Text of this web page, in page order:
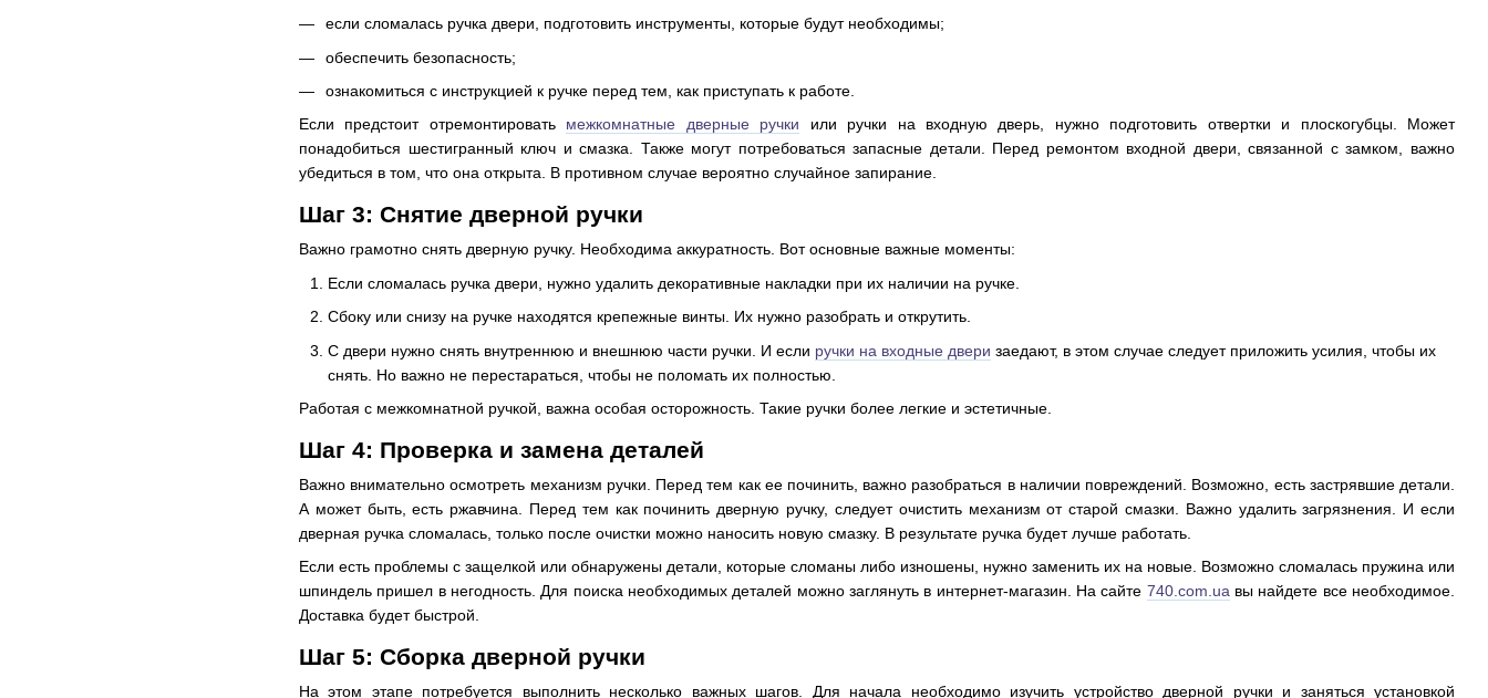
если сломалась ручка двери, подготовить инструменты, которые будут необходимы;
обеспечить безопасность;
ознакомиться с инструкцией к ручке перед тем, как приступать к работе.
Если предстоит отремонтировать межкомнатные дверные ручки или ручки на входную дверь, нужно подготовить отвертки и плоскогубцы. Может
понадобиться шестигранный ключ и смазка. Также могут потребоваться запасные детали. Перед ремонтом входной двери, связанной с замком, важно
убедиться в том, что она открыта. В противном случае вероятно случайное запирание.
Шаг 3: Снятие дверной ручки
Важно грамотно снять дверную ручку. Необходима аккуратность. Вот основные важные моменты:
Если сломалась ручка двери, нужно удалить декоративные накладки при их наличии на ручке.
Сбоку или снизу на ручке находятся крепежные винты. Их нужно разобрать и открутить.
С двери нужно снять внутреннюю и внешнюю части ручки. И если ручки на входные двери заедают, в этом случае следует приложить усилия, чтобы их
снять. Но важно не перестараться, чтобы не поломать их полностью.
Работая с межкомнатной ручкой, важна особая осторожность. Такие ручки более легкие и эстетичные.
Шаг 4: Проверка и замена деталей
Важно внимательно осмотреть механизм ручки. Перед тем как ее починить, важно разобраться в наличии повреждений. Возможно, есть застрявшие детали.
А может быть, есть ржавчина. Перед тем как починить дверную ручку, следует очистить механизм от старой смазки. Важно удалить загрязнения. И если
дверная ручка сломалась, только после очистки можно наносить новую смазку. В результате ручка будет лучше работать.
Если есть проблемы с защелкой или обнаружены детали, которые сломаны либо изношены, нужно заменить их на новые. Возможно сломалась пружина или
шпиндель пришел в негодность. Для поиска необходимых деталей можно заглянуть в интернет-магазин. На сайте 740.com.uaвы найдете все необходимое.
Доставка будет быстрой.
Шаг 5: Сборка дверной ручки
На этом этапе потребуется выполнить несколько важных шагов. Для начала необходимо изучить устройство дверной ручки и заняться установкой